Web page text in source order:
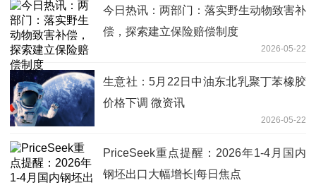
今日热讯：两部门：落实野生动物致害补
偿，探索建立保险赔偿制度
2026-05-22
生意社：5月22日中油东北乳聚丁苯橡胶
价格下调 微资讯
2026-05-22
PriceSeek重点提醒：2026年1-4月国内
钢坯出口大幅增长|每日焦点